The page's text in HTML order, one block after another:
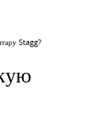
Stagg?